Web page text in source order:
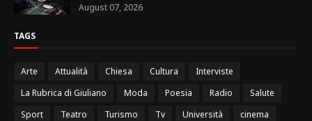
August 07, 2026
TAGS
Arte Attualità Chiesa Cultura
Interviste
La Rubrica di Giuliano
Moda Poesia Radio
Salute
Sport
Teatro Turismo Tv Università
cinema